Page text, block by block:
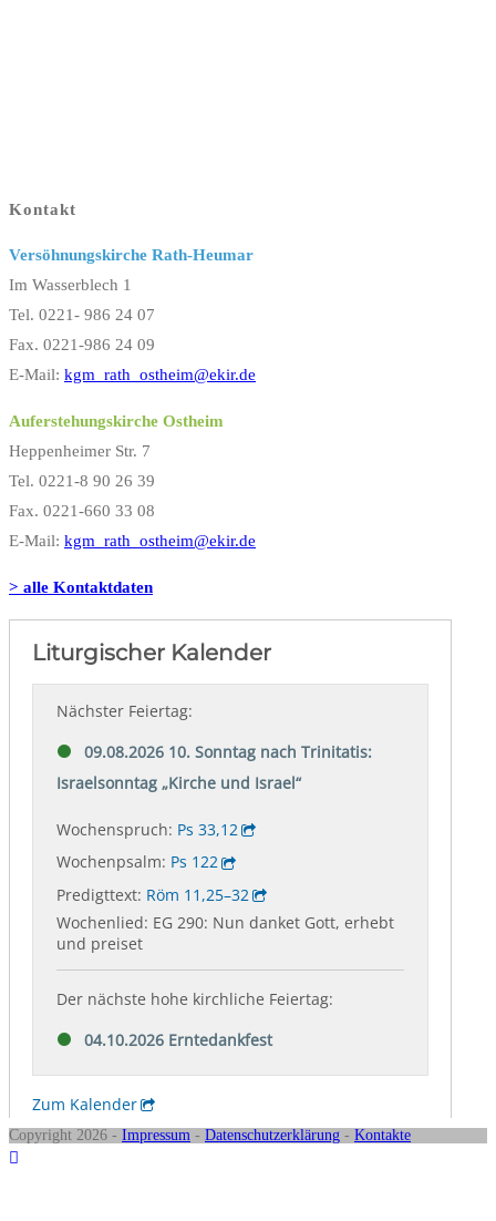
Kontakt
Versöhnungskirche Rath-Heumar
Im Wasserblech 1
Tel. 0221- 986 24 07
Fax. 0221-986 24 09
E-Mail: kgm_rath_ostheim@ekir.de
Auferstehungskirche Ostheim
Heppenheimer Str. 7
Tel. 0221-8 90 26 39
Fax. 0221-660 33 08
E-Mail: kgm_rath_ostheim@ekir.de
> alle Kontaktdaten
Copyright 2026 - Impressum - Datenschutzerklärung - Kontakte